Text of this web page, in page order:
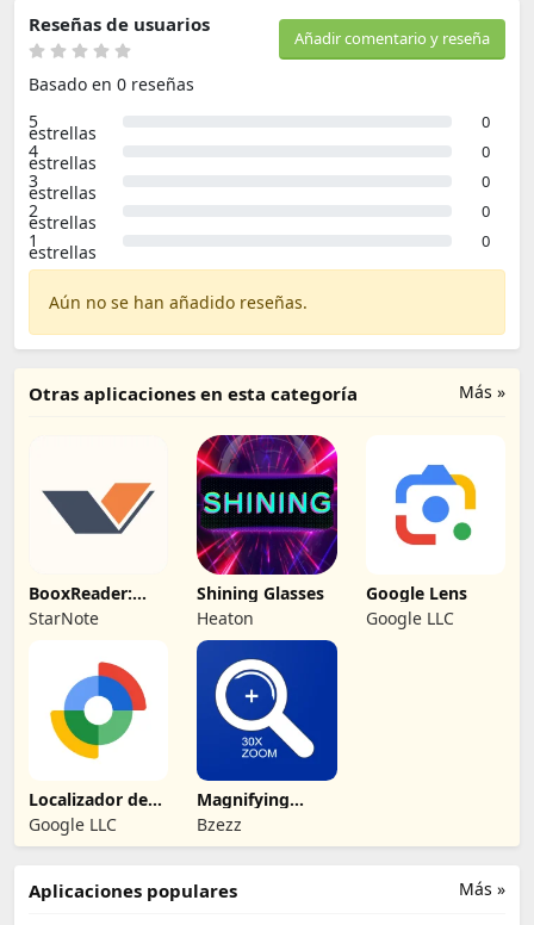
Añadir comentario y reseña
Reseñas de usuarios
Basado en 0 reseñas
5
estrellas 0
4
estrellas 0
3
estrellas 0
2
estrellas 0
1
estrellas 0
Aún no se han añadido reseñas.
Más »
Otras aplicaciones en esta categoría
BooxReader:
Lector EPUB y
PDF
StarNote
Shining Glasses
Heaton
Google Lens
Google LLC
Localizador de
Google
Google LLC
Magnifying
Glasses -
Magnifier
Bzezz
Más »
Aplicaciones populares